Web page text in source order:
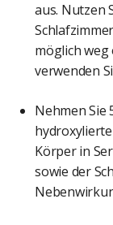
aus. Nutzen
möglich weg
verwenden
Nehmen Sie
Körper in
sowie der